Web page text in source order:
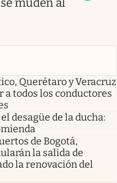
Querétaro y Veracruz
todos los conductores
desagüe de la ducha:
de Bogotá,
la salida de
la renovación del